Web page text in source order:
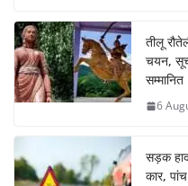
तीलू
चयन,
सम्मानित
6
सड़क
कार,